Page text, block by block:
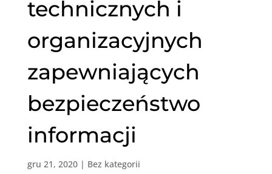
technicznych i
organizacyjnych
zapewniających
bezpieczeństwo
informacji
gru 21, 2020| Bez kategorii